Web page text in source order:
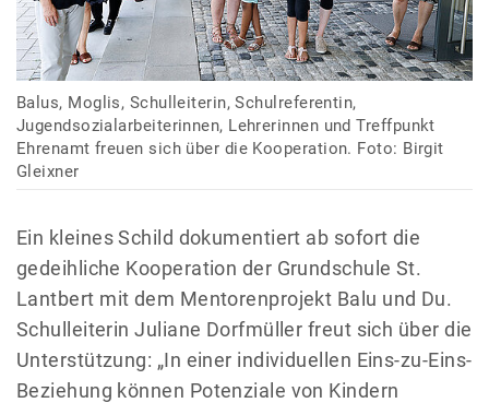
Balus, Moglis, Schulleiterin, Schulreferentin,
Jugendsozialarbeiterinnen, Lehrerinnen und Treffpunkt
Ehrenamt freuen sich über die Kooperation. Foto: Birgit
Gleixner
Ein kleines Schild dokumentiert ab sofort die
gedeihliche Kooperation der Grundschule St.
Lantbert mit dem Mentorenprojekt Balu und Du.
Schulleiterin Juliane Dorfmüller freut sich über die
Unterstützung: „In einer individuellen Eins-zu-Eins-
Beziehung können Potenziale von Kindern